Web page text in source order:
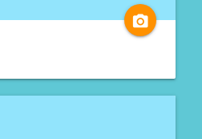
camera_alt